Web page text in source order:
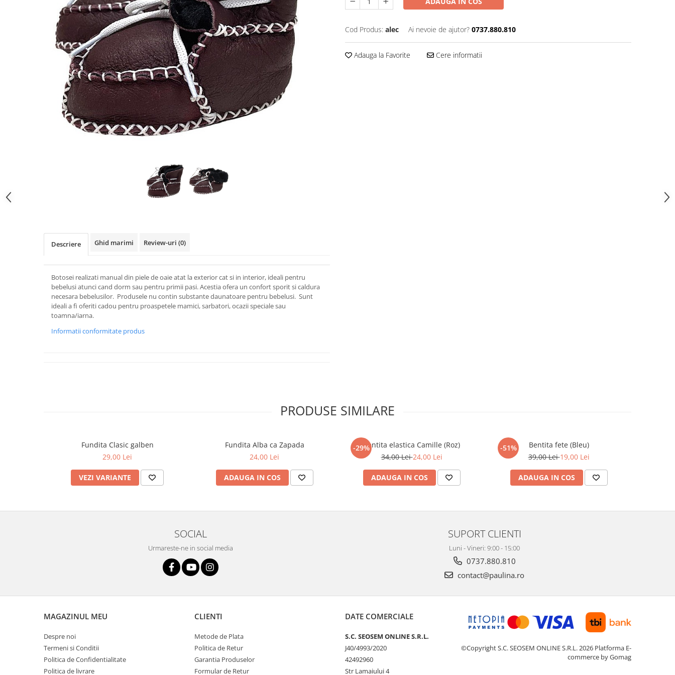
Cod Produs: alec Ai nevoie de ajutor? 0737.880.810
Adauga la Favorite Cere informatii
Descriere Ghid marimi Review-uri (0)
Botosei realizati manual din piele de oaie atat la exterior cat si in interior, ideali pentru
bebelusi atunci cand dorm sau pentru primii pasi. Acestia ofera un confort sporit si caldura
necesara bebelusilor. Produsele nu contin substante daunatoare pentru bebelusi. Sunt
ideali a fi oferiti cadou pentru proaspetele mamici, sarbatori, ocazii speciale sau
toamna/iarna.
Informatii conformitate produs
PRODUSE SIMILARE
Fundita Clasic galben
29,00 Lei
VEZI VARIANTE
Fundita Alba ca Zapada
24,00 Lei
ADAUGA IN COS
-29%Bentita elastica Camille (Roz)
34,00 Lei24,00 Lei
ADAUGA IN COS
-51%
Bentita fete (Bleu)
39,00 Lei19,00 Lei
ADAUGA IN COS
SOCIAL
Urmareste-ne in social media
SUPORT CLIENTI
Luni - Vineri: 9:00 - 15:00
0737.880.810
contact@paulina.ro
MAGAZINUL MEU
Despre noi
Termeni si Conditii
Politica de Confidentialitate
Politica de livrare
CLIENTI
Metode de Plata
Politica de Retur
Garantia Produselor
Formular de Retur
DATE COMERCIALE
S.C. SEOSEM ONLINE S.R.L.
J40/4993/2020
42492960
Str Lamaiului 4
©Copyright S.C. SEOSEM ONLINE S.R.L. 2026 Platforma E-
commerce by Gomag